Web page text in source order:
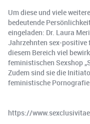
Um diese und viele
bedeutende
eingeladen: Dr. Laura
Jahrzehnten sex-
diesem Bereich viel
feministischen Sexshop
Zudem sind sie die
feministische
⁠https://